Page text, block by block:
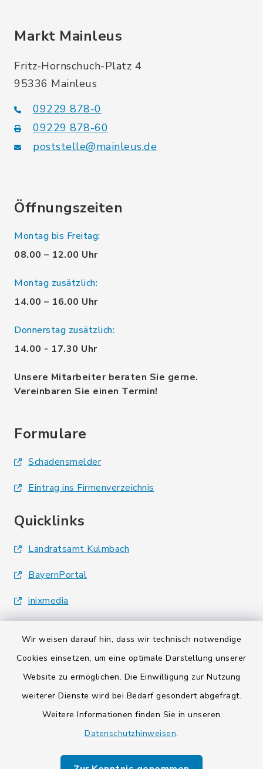
Wir weisen darauf hin, dass wir technisch notwendige
Cookies einsetzen, um eine optimale Darstellung unserer
Website zu ermöglichen. Die Einwilligung zur Nutzung
weiterer Dienste wird bei Bedarf gesondert abgefragt.
Weitere Informationen finden Sie in unseren
Datenschutzhinweisen.
Markt Mainleus
Fritz-Hornschuch-Platz 4
95336 Mainleus
09229 878-0
09229 878-60
poststelle@mainleus.de
Öffnungszeiten
Montag bis Freitag:
08.00 – 12.00 Uhr
Montag zusätzlich:
14.00 – 16.00 Uhr
Donnerstag zusätzlich:
14.00 - 17.30 Uhr
Unsere Mitarbeiter beraten Sie gerne.
Vereinbaren Sie einen Termin!
Formulare
Schadensmelder
Eintrag ins Firmenverzeichnis
Quicklinks
Landratsamt Kulmbach
BayernPortal
inixmedia
Barrierefreiheit